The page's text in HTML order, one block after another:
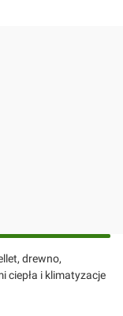
drewno,
ciepła i klimatyzacje